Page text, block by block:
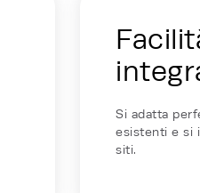
Si adatta
esistenti e si
siti.